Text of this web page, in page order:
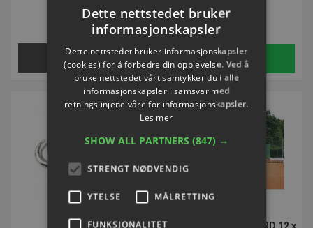
Kontakt
NOK 5,85
ekskl. Mva
Kjøp
S-krog
∆ RABATT
Vindskærm STANDARD 12 x
Dette nettstedet bruker
informasjonskapsler
Dette nettstedet bruker informasjonskapsler
(cookies) for å forbedre din opplevelse. Ved å
bruke nettstedet vårt samtykker du i alle
informasjonskapsler i samsvar med
retningslinjene våre for informasjonskapsler.
Les mer
SHOW ALL PARTNERS (847) →
STRENGT NØDVENDIG
YTELSE MÅLRETTING
FUNKSJONALITET